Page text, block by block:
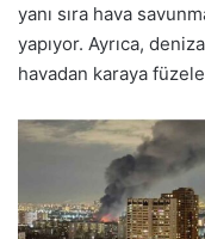
yanı sıra hava
yapıyor. Ayrıca,
havadan karaya